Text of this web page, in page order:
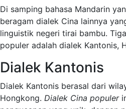
Di samping bahasa Mandarin
beragam dialek Cina lainnya
linguistik negeri tirai bambu.
populer adalah dialek Kantonis,
Dialek Kantonis
Dialek Kantonis berasal dari
Hongkong. Dialek Cina populer